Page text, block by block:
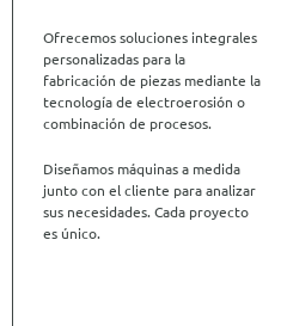
Ofrecemos soluciones integrales
personalizadas para la
fabricación de piezas mediante la
tecnología de electroerosión o
combinación de procesos.
Diseñamos máquinas a medida
junto con el cliente para analizar
sus necesidades. Cada proyecto
es único.